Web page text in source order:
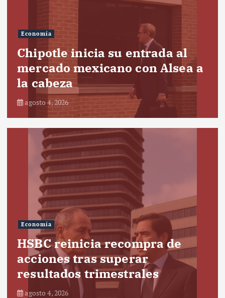
Economía
Chipotle inicia su entrada al
mercado mexicano con Alsea a
la cabeza
agosto 4, 2026
Economía
HSBC reinicia recompra de
acciones tras superar
resultados trimestrales
agosto 4, 2026